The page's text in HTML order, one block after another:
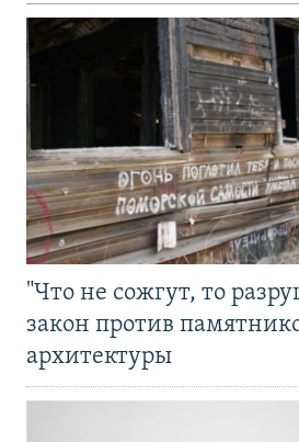
"Что не сожгут, то
закон против
архитектуры